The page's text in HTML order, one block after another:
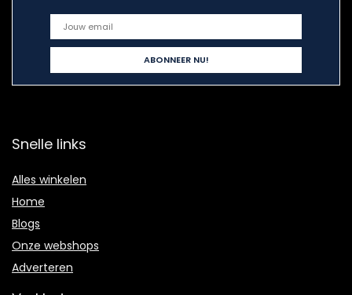
Snelle links
Alles winkelen
Home
Blogs
Onze webshops
Adverteren